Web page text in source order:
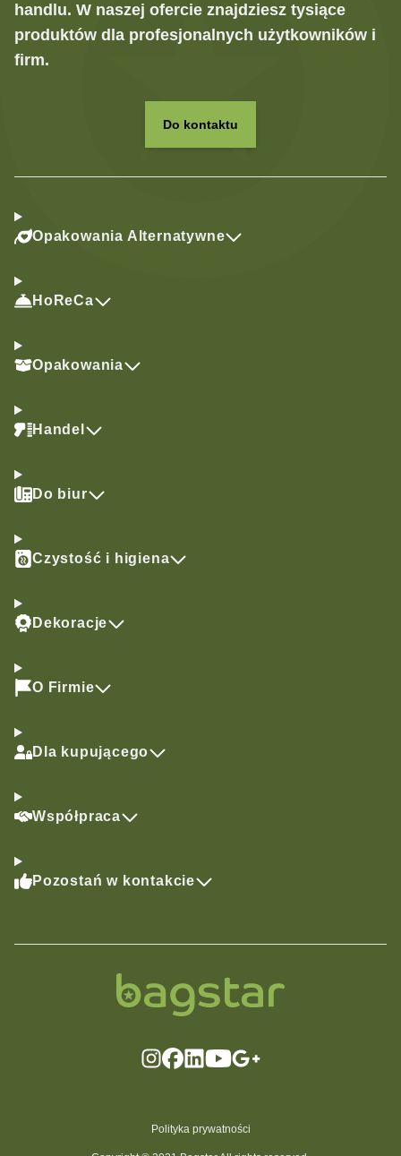
handlu. W naszej ofercie znajdziesz tysiące
produktów dla profesjonalnych użytkowników i
firm.
Do kontaktu
Opakowania Alternatywne
HoReCa
Opakowania
Handel
Do biur
Czystość i higiena
Dekoracje
O Firmie
Dla kupującego
Współpraca
Pozostań w kontakcie
Polityka prywatności